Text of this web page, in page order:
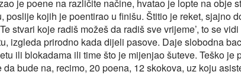
je poene na različite načine, hvatao je lopte na obje
poslije kojih je poentirao u finišu. Štitio je reket, sjajno
stvari koje radiš možeš da radiš sve vrijeme’, to se
izgleda prirodno kada dijeli pasove. Daje slobodna
ili blokadama ili time što je mijenjao šuteve. Teško je
da bude na, recimo, 20 poena, 12 skokova, uz koju